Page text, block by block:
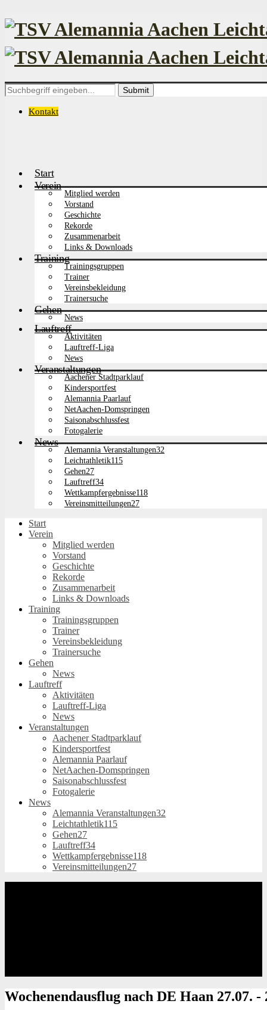
Search
for:
Kontakt
Start
Verein
Mitglied werden
Vorstand
Geschichte
Rekorde
Zusammenarbeit
Links & Downloads
Training
Trainingsgruppen
Trainer
Vereinsbekleidung
Trainersuche
Gehen
News
Lauftreff
Aktivitäten
Lauftreff-Liga
News
Veranstaltungen
Aachener Stadtparklauf
Kindersportfest
Alemannia Paarlauf
NetAachen-Domspringen
Saisonabschlussfest
Fotogalerie
News
Alemannia Veranstaltungen32
Leichtathletik115
Gehen27
Lauftreff34
Wettkampfergebnisse118
Vereinsmitteilungen27
Start
Verein
Mitglied werden
Vorstand
Geschichte
Rekorde
Zusammenarbeit
Links & Downloads
Training
Trainingsgruppen
Trainer
Vereinsbekleidung
Trainersuche
Gehen
News
Lauftreff
Aktivitäten
Lauftreff-Liga
News
Veranstaltungen
Aachener Stadtparklauf
Kindersportfest
Alemannia Paarlauf
NetAachen-Domspringen
Saisonabschlussfest
Fotogalerie
News
Alemannia Veranstaltungen32
Leichtathletik115
Gehen27
Lauftreff34
Wettkampfergebnisse118
Vereinsmitteilungen27
Wochenendausflug nach DE Haan 27.07. -